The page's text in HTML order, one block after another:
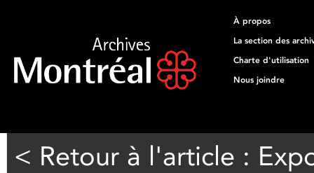
À propos
La section des
Charte d'utilisation
Nous joindre
< Retour à l'article :